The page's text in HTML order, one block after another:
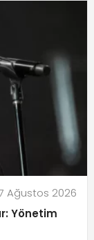
Ağustos 2026
Yönetim